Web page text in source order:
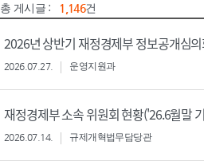
총 게시글 : 1,146건
2026년 상반기 재정경제부 정보공개심
2026.07.27. 운영지원과
재정경제부 소속 위원회 현황('26.6월말
2026.07.14. 규제개혁법무담당관